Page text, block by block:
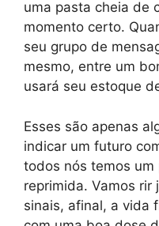
uma pasta cheia de
momento certo.
seu grupo de
mesmo, entre um
usará seu estoque
Esses são apenas
indicar um futuro
todos nós temos um
reprimida. Vamos rir
sinais, afinal, a vida